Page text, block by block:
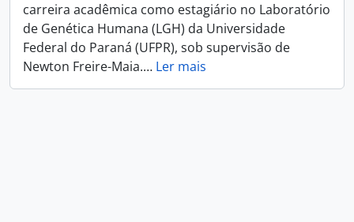
carreira acadêmica como estagiário no Laboratório
de Genética Humana (LGH) da Universidade
Federal do Paraná (UFPR), sob supervisão de
Newton Freire-Maia.… Ler mais